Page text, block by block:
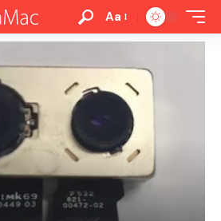
Aa